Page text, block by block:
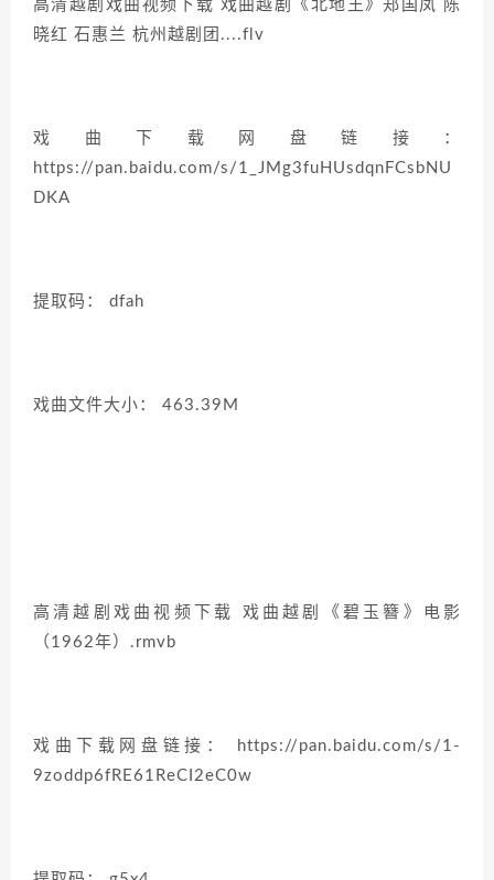
高清越剧戏曲视频下载 戏曲越剧《北地王》郑国凤 陈
晓红 石惠兰 杭州越剧团....flv
戏曲下载网盘链接：
https://pan.baidu.com/s/1_JMg3fuHUsdqnFCsbNU
DKA
提取码： dfah
戏曲文件大小： 463.39M
高清越剧戏曲视频下载 戏曲越剧《碧玉簪》电影
（1962年）.rmvb
戏曲下载网盘链接： https://pan.baidu.com/s/1-
9zoddp6fRE61ReCI2eC0w